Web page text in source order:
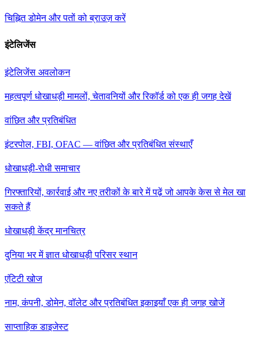
चिह्नित डोमेन और पतों को ब्राउज़ करें
इंटेलिजेंस
इंटेलिजेंस अवलोकन
महत्वपूर्ण धोखाधड़ी मामलों, चेतावनियों और रिकॉर्ड को एक ही जगह देखें
वांछित और प्रतिबंधित
इंटरपोल, FBI, OFAC — वांछित और प्रतिबंधित संस्थाएँ
धोखाधड़ी-रोधी समाचार
गिरफ्तारियों, कार्रवाई और नए तरीकों के बारे में पढ़ें जो आपके केस से मेल खा
सकते हैं
धोखाधड़ी केंद्र मानचित्र
दुनिया भर में ज्ञात धोखाधड़ी परिसर स्थान
एंटिटी खोज
नाम, कंपनी, डोमेन, वॉलेट और प्रतिबंधित इकाइयाँ एक ही जगह खोजें
साप्ताहिक डाइजेस्ट